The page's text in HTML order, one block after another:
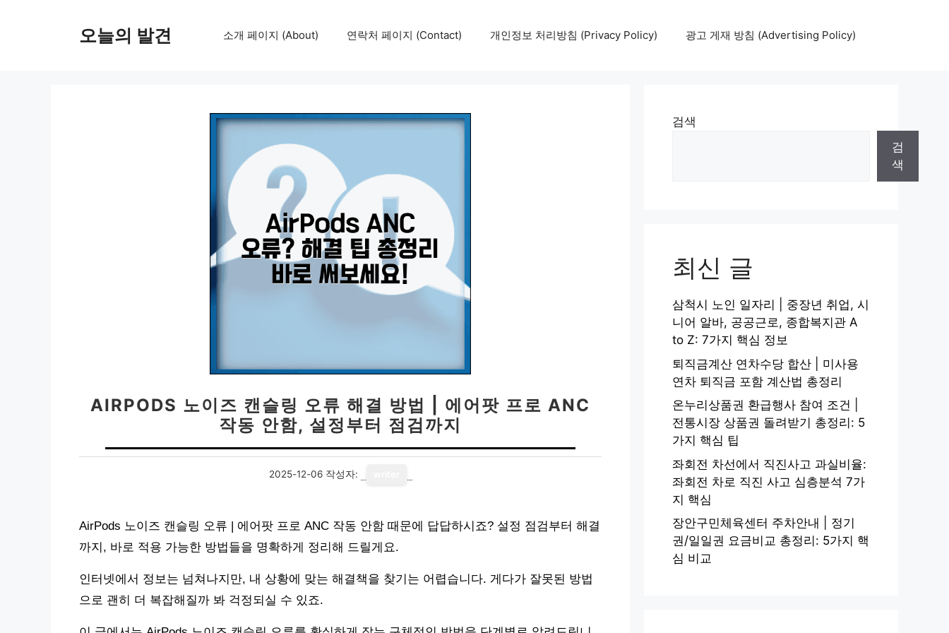
오늘의 발견 소개 페이지 (About) 연락처 페이지 (Contact) 개인정보 처리방침 (Privacy Policy) 광고 게재 방침 (Advertising Policy)
AIRPODS 노이즈 캔슬링 오류 해결 방법 | 에어팟 프로 ANC
작동 안함, 설정부터 점검까지
2025-12-06 작성자:
AirPods 노이즈 캔슬링 오류 | 에어팟 프로 ANC 작동 안함 때문에 답답하시죠? 설정 점검부터 해결
까지, 바로 적용 가능한 방법들을 명확하게 정리해 드릴게요.
인터넷에서 정보는 넘쳐나지만, 내 상황에 맞는 해결책을 찾기는 어렵습니다. 게다가 잘못된 방법
으로 괜히 더 복잡해질까 봐 걱정되실 수 있죠.
검색
검
색
최신 글
삼척시 노인 일자리 | 중장년 취업, 시
니어 알바, 공공근로, 종합복지관 A
to Z: 7가지 핵심 정보
퇴직금계산 연차수당 합산 | 미사용
연차 퇴직금 포함 계산법 총정리
온누리상품권 환급행사 참여 조건 |
전통시장 상품권 돌려받기 총정리: 5
가지 핵심 팁
좌회전 차선에서 직진사고 과실비율:
좌회전 차로 직진 사고 심층분석 7가
지 핵심
장안구민체육센터 주차안내 | 정기
권/일일권 요금비교 총정리: 5가지 핵
심 비교